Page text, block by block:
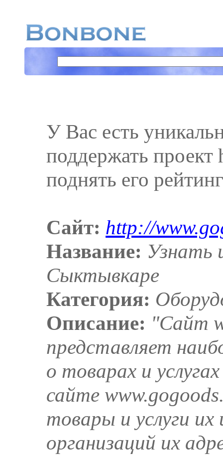
У Вас есть
поддержать
поднять его
Сайт: http://
Название: Узнать
Сыктывкаре
Категория:
Описание: "Сайт
представляет
о товарах и
сайте
товары и услуги их
организаций их